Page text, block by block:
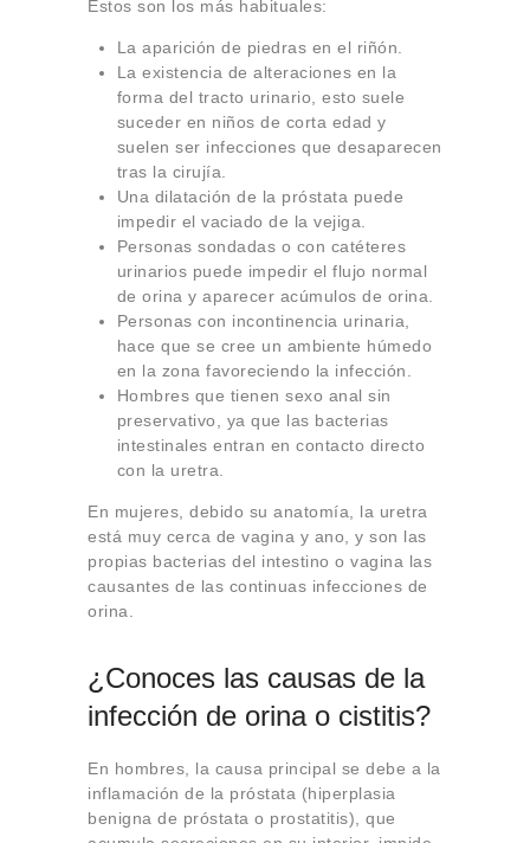
Estos son los más habituales:
La aparición de piedras en el riñón.
La existencia de alteraciones en la
forma del tracto urinario, esto suele
suceder en niños de corta edad y
suelen ser infecciones que desaparecen
tras la cirujía.
Una dilatación de la próstata puede
impedir el vaciado de la vejiga.
Personas sondadas o con catéteres
urinarios puede impedir el flujo normal
de orina y aparecer acúmulos de orina.
Personas con incontinencia urinaria,
hace que se cree un ambiente húmedo
en la zona favoreciendo la infección.
Hombres que tienen sexo anal sin
preservativo, ya que las bacterias
intestinales entran en contacto directo
con la uretra.
En mujeres, debido su anatomía, la uretra
está muy cerca de vagina y ano, y son las
propias bacterias del intestino o vagina las
causantes de las continuas infecciones de
orina.
¿Conoces las causas de la
infección de orina o cistitis?
En hombres, la causa principal se debe a la
inflamación de la próstata (hiperplasia
benigna de próstata o prostatitis), que